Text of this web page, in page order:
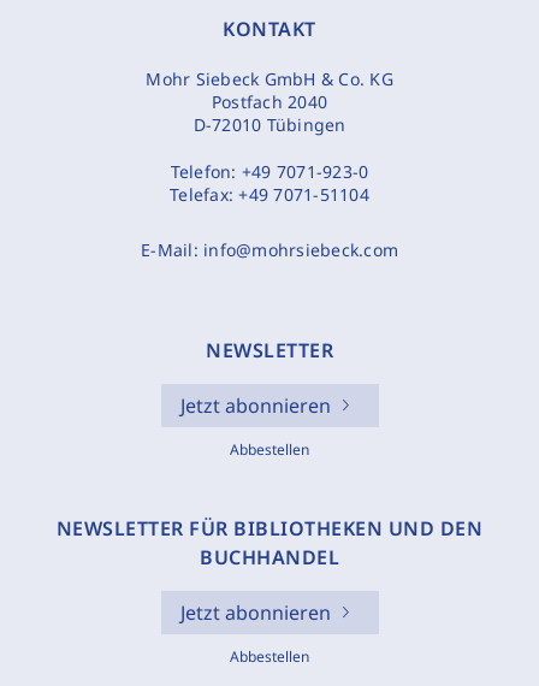
KONTAKT
Mohr Siebeck GmbH & Co. KG
Postfach 2040
D-72010 Tübingen
Telefon: +49 7071-923-0
Telefax:+49 7071-51104
E-Mail: info@mohrsiebeck.com
NEWSLETTER
Jetzt abonnieren
Abbestellen
NEWSLETTER FÜR BIBLIOTHEKEN UND DEN
BUCHHANDEL
Jetzt abonnieren
Abbestellen